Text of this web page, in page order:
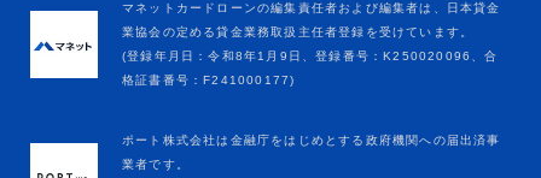
マネットカードローンの編集責任者および編集者は、日本貸金
業協会の定める貸金業務取扱主任者登録を受けています。
(登録年月日：令和8年1月9日、登録番号：K250020096、合
格証書番号：F241000177)
ポート株式会社は金融庁をはじめとする政府機関への届出済事
業者です。